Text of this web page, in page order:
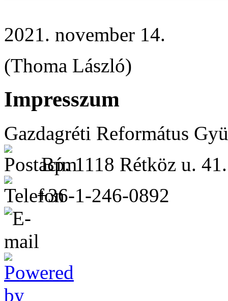
2021. november 14.
(Thoma László)
Impresszum
Gazdagréti Református
Bp. 1118 Rétköz u. 41.
+36-1-246-0892